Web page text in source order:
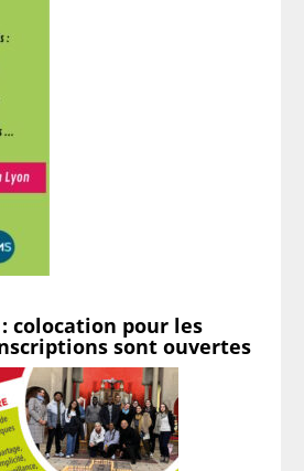
colocation pour les
sont ouvertes